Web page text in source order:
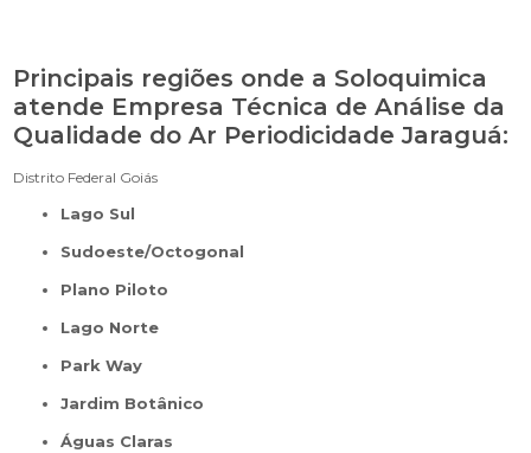
Principais regiões onde a Soloquimica
atende Empresa Técnica de Análise da
Qualidade do Ar Periodicidade Jaraguá:
Distrito Federal Goiás
Lago Sul
Sudoeste/Octogonal
Plano Piloto
Lago Norte
Park Way
Jardim Botânico
Águas Claras